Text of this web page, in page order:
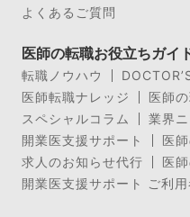
よくあるご質問
医師の転職お役立ちガイ
転職ノウハウ
医師転職ナレッジ
医師
スペシャルコラム
業界
開業医支援サポート
医
求人のお知らせ代行
医
開業医支援サポート ご利